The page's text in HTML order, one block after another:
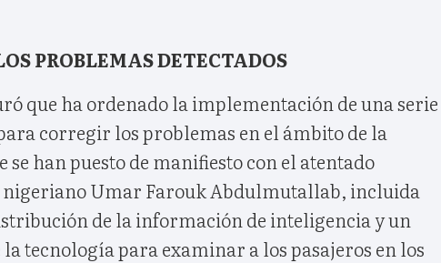
PROBLEMAS DETECTADOS
que ha ordenado la implementación de una serie
corregir los problemas en el ámbito de la
se han puesto de manifiesto con el atentado
Umar Farouk Abdulmutallab, incluida
de la información de inteligencia y un
la tecnología para examinar a los pasajeros en los